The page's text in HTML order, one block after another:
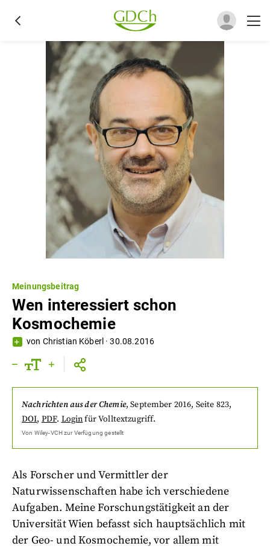
Meinungsbeitrag
Wen interessiert schon
Kosmochemie
von Christian Köberl ·30.08.2016
Nachrichten aus der Chemie,September 2016, Seite 823,
DOI, PDF. Loginfür Volltextzugriff.
Von Wiley-VCHzur Verfügung gestellt
Als Forscher und Vermittler der
Naturwissenschaften habe ich verschiedene
Aufgaben. Meine Forschungstätigkeit an der
Universität Wien befasst sich hauptsächlich mit
der Geo- und Kosmochemie, vor allem mit